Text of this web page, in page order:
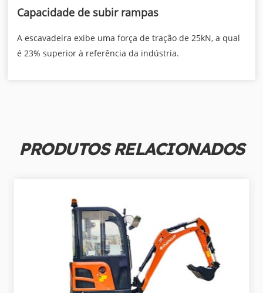
Capacidade de subir rampas
A escavadeira exibe uma força de tração de 25kN, a qual
é 23% superior à referência da indústria.
PRODUTOS RELACIONADOS